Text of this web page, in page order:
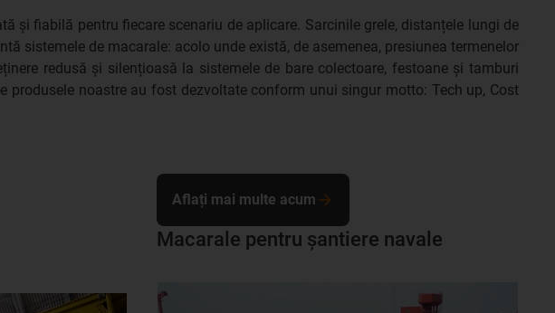
și fiabilă pentru fiecare scenariu de aplicare. Sarcinile grele, distanțele lungi de
sistemele de macarale: acolo unde există, de asemenea, presiunea termenelor
redusă și silențioasă la sistemele de bare colectoare, festoane și tamburi
noastre au fost dezvoltate conform unui singur motto: Tech up, Cost
Macarale pentru șantiere navale
Aflați mai multe acum